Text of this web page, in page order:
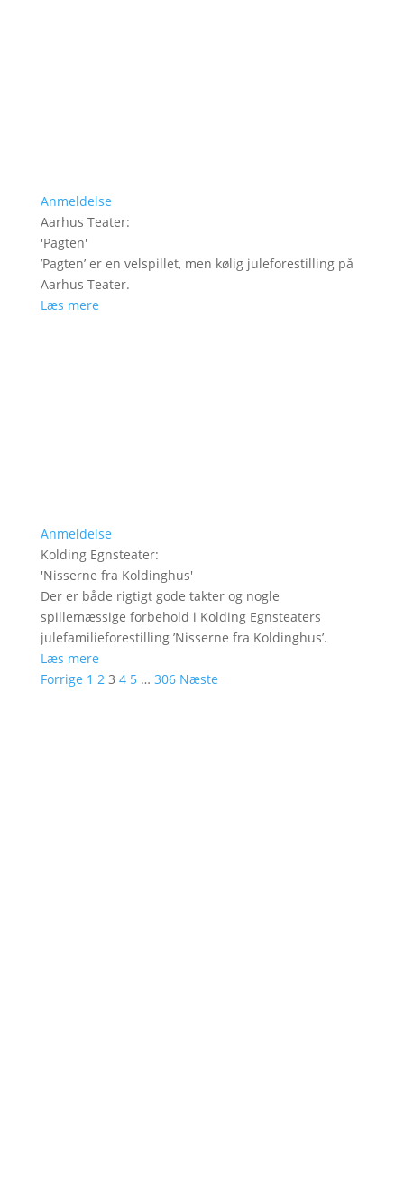
Anmeldelse
Aarhus Teater:
'Pagten'
’Pagten’ er en velspillet, men kølig juleforestilling på
Aarhus Teater.
Læs mere
Anmeldelse
Kolding Egnsteater:
'Nisserne fra Koldinghus'
Der er både rigtigt gode takter og nogle
spillemæssige forbehold i Kolding Egnsteaters
julefamilieforestilling ’Nisserne fra Koldinghus’.
Læs mere
Forrige 1 2 3 4 5 … 306 Næste